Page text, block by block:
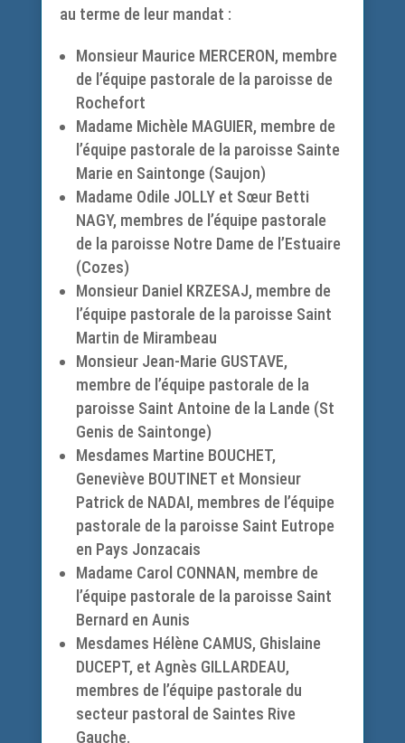
au terme de leur mandat :
Monsieur Maurice MERCERON, membre
de l’équipe pastorale de la paroisse de
Rochefort
Madame Michèle MAGUIER, membre de
l’équipe pastorale de la paroisse Sainte
Marie en Saintonge (Saujon)
Madame Odile JOLLY et Sœur Betti
NAGY, membres de l’équipe pastorale
de la paroisse Notre Dame de l’Estuaire
(Cozes)
Monsieur Daniel KRZESAJ, membre de
l’équipe pastorale de la paroisse Saint
Martin de Mirambeau
Monsieur Jean-Marie GUSTAVE,
membre de l’équipe pastorale de la
paroisse Saint Antoine de la Lande (St
Genis de Saintonge)
Mesdames Martine BOUCHET,
Geneviève BOUTINET et Monsieur
Patrick de NADAI, membres de l’équipe
pastorale de la paroisse Saint Eutrope
en Pays Jonzacais
Madame Carol CONNAN, membre de
l’équipe pastorale de la paroisse Saint
Bernard en Aunis
Mesdames Hélène CAMUS, Ghislaine
DUCEPT, et Agnès GILLARDEAU,
membres de l’équipe pastorale du
secteur pastoral de Saintes Rive
Gauche.